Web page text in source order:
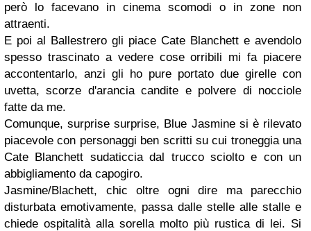
però lo facevano in cinema scomodi o in zone non
attraenti.
E poi al Ballestrero gli piace Cate Blanchett e avendolo
spesso trascinato a vedere cose orribili mi fa piacere
accontentarlo, anzi gli ho pure portato due girelle con
uvetta, scorze d'arancia candite e polvere di nocciole
fatte da me.
Comunque, surprise surprise, Blue Jasmine si è rilevato
piacevole con personaggi ben scritti su cui troneggia una
Cate Blanchett sudaticcia dal trucco sciolto e con un
abbigliamento da capogiro.
Jasmine/Blachett, chic oltre ogni dire ma parecchio
disturbata emotivamente, passa dalle stelle alle stalle e
chiede ospitalità alla sorella molto più rustica di lei. Si